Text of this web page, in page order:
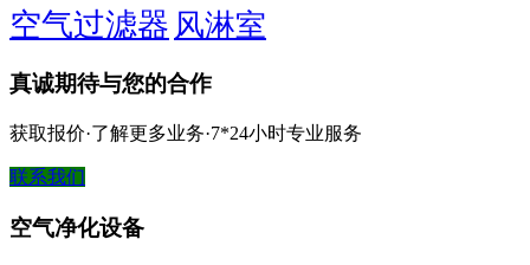
空气过滤器 风淋室
真诚期待与您的合作
获取报价·了解更多业务·7*24小时专业服务
联系我们
空气净化设备